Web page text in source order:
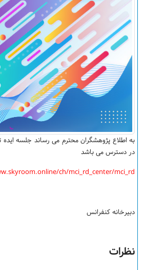
به اطلاع پژوهشگران محترم می رساند جلسه
در دسترس می باشد
ch/mci_rd_center/mci_rd
دبیرخانه کنفرانس
نظرات